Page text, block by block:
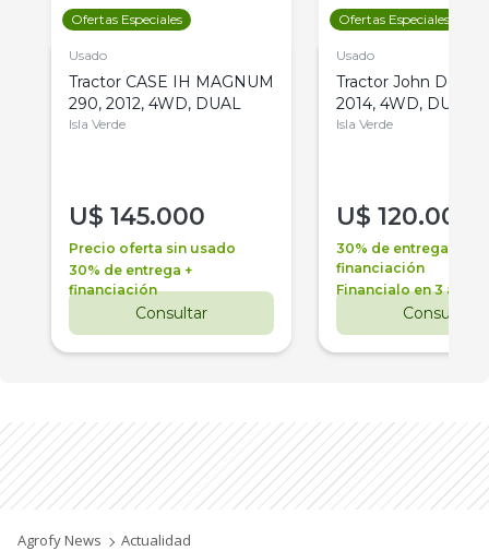
Ofertas Especiales
Usado
Tractor CASE IH MAGNUM
290, 2012, 4WD, DUAL
Isla Verde
U$ 145.000
Precio oferta sin usado
30% de entrega +
financiación
Consultar
Ofertas Especiales
Usado
Tractor John Deere
2014, 4WD, DUAL
Isla Verde
U$ 120.000
30% de entrega +
financiación
Financialo en 3 años
Consultar
Agrofy News Actualidad